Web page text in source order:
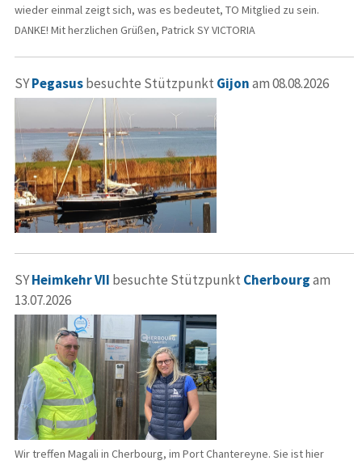
wieder einmal zeigt sich, was es bedeutet, TO Mitglied zu sein.
DANKE! Mit herzlichen Grüßen, Patrick SY VICTORIA
SYPegasusbesuchte Stützpunkt Gijonam 08.08.2026
SYHeimkehr VII besuchte Stützpunkt Cherbourgam
13.07.2026
Wir treffen Magali in Cherbourg, im Port Chantereyne. Sie ist hier